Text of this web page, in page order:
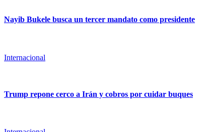
Nayib Bukele busca un tercer mandato como presidente
Internacional
Trump repone cerco a Irán y cobros por cuidar buques